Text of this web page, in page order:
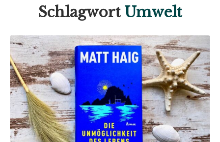
Schlagwort Umwelt